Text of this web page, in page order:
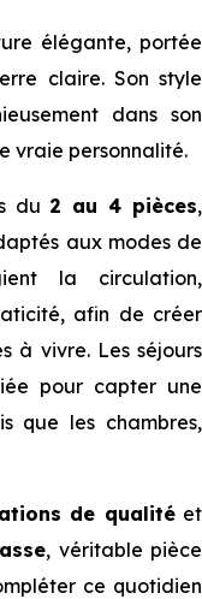
élégante, portée
claire. Son style
dans son
vraie personnalité.
du 2 au 4 pièces,
aux modes de
la circulation,
afin de créer
à vivre. Les séjours
pour capter une
que les chambres,
de qualitéet
, véritable pièce
ce quotidien